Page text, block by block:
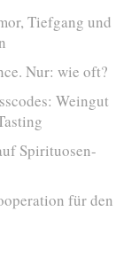
Tiefgang und
Nur: wie oft?
Weingut
Spirituosen-
für den